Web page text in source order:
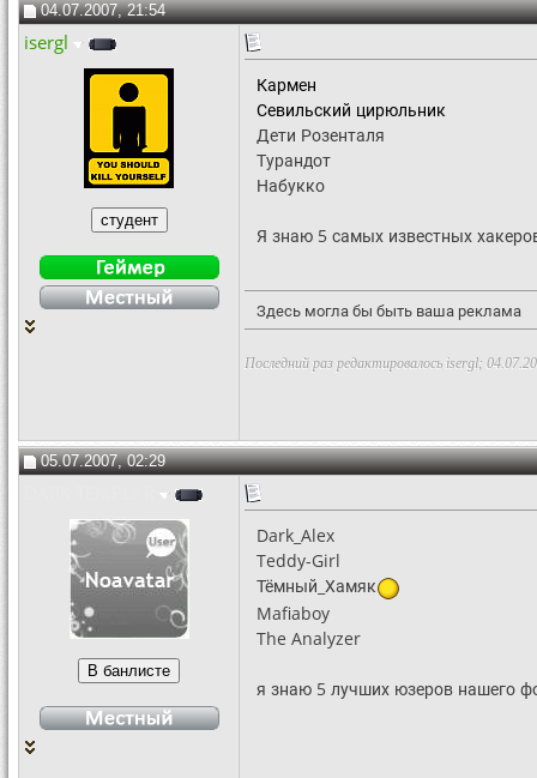
04.07.2007, 21:54
isergl
Кармен
Севильский цирюльник
Дети Розенталя
Турандот
Набукко
Я знаю 5 самых известных
Здесь могла бы быть ваша реклама
Последний раз редактировалось isergl;
05.07.2007, 02:29
Dark_Alex
Teddy-Girl
Тёмный_Хамяк
Mafiaboy
The Analyzer
я знаю 5 лучших юзеров нашего